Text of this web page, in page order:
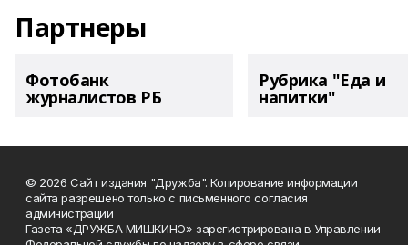
Партнеры
Фотобанк
журналистов РБ
Рубрика "Еда и
напитки"
© 2026 Сайт издания "Дружба". Копирование информации
сайта разрешено только с письменного согласия
администрации
Газета «ДРУЖБА МИШКИНО» зарегистрирована в Управлении